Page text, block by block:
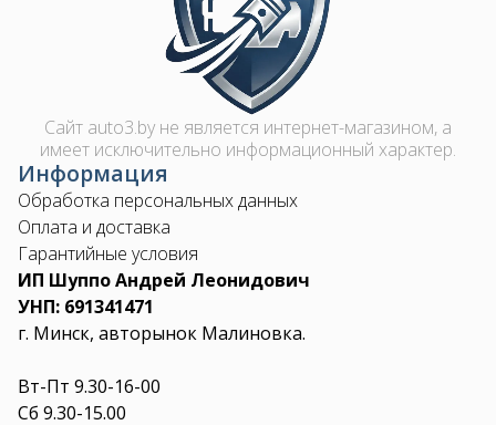
Сайт auto3.by не является интернет-магазином, а
имеет исключительно информационный характер.
Информация
Обработка персональных данных
Оплата и доставка
Гарантийные условия
ИП Шуппо Андрей Леонидович
УНП: 691341471
г. Минск, авторынок Малиновка.
Вт-Пт 9.30-16-00
Сб 9.30-15.00